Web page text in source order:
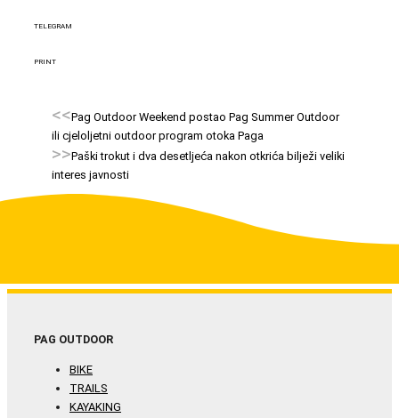
TELEGRAM
PRINT
<<Pag Outdoor Weekend postao Pag Summer Outdoor
ili cjeloljetni outdoor program otoka Paga
>>Paški trokut i dva desetljeća nakon otkrića bilježi veliki
interes javnosti
PAG OUTDOOR
BIKE
TRAILS
KAYAKING